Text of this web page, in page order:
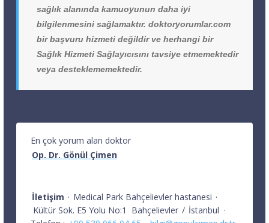
sağlık alanında kamuoyunun daha iyi
bilgilenmesini sağlamaktır. doktoryorumlar.com
bir başvuru hizmeti değildir ve herhangi bir
Sağlık Hizmeti Sağlayıcısını tavsiye etmemektedir
veya desteklememektedir.
En çok yorum alan doktor
Op. Dr. Gönül Çimen
İletişim · Medical Park Bahçelievler hastanesi ·
Kültür Sok. E5 Yolu No:1
Bahçelievler / İstanbul ·